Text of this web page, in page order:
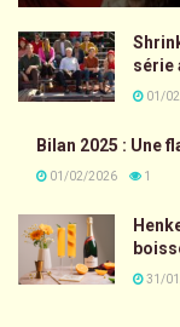
série
01/
Bilan 2025 : Une
01/02/2026 1
31/